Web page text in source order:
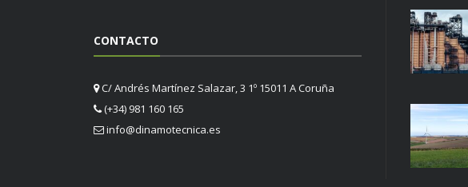
CONTACTO
C/ Andrés Martínez Salazar, 3 1º 15011 A Coruña
(+34) 981 160 165
info@dinamotecnica.es